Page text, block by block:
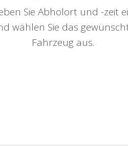
Sie Abholort und -zeit
wählen Sie das
Fahrzeug aus.